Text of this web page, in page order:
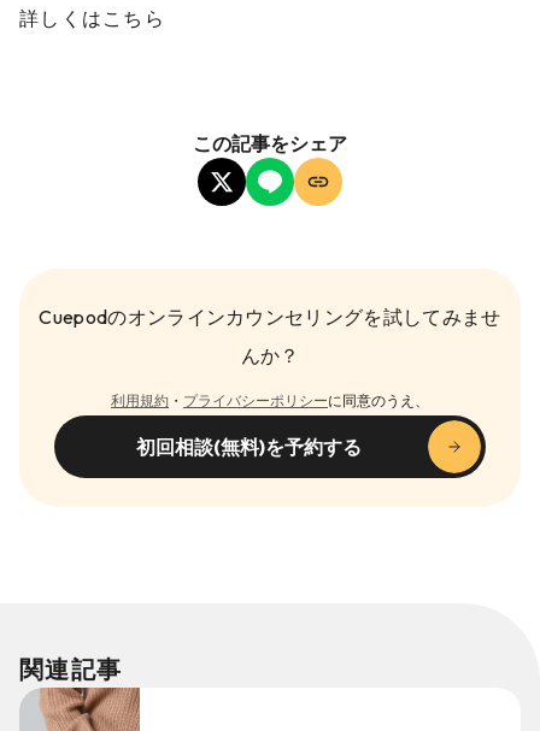
詳しくはこちら
この記事をシェア
Cuepodのオンラインカウンセリングを試してみませ
んか？
利用規約 ・ プライバシーポリシーに同意のうえ、
初回相談(無料)を予約する
関連記事